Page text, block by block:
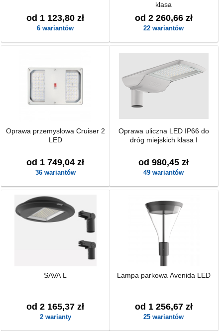
od 1 123,80 zł
6 wariantów
klasa
od 2 260,66 zł
22 wariantów
Oprawa przemysłowa Cruiser 2
LED
od 1 749,04 zł
36 wariantów
Oprawa uliczna LED IP66 do
dróg miejskich klasa I
od 980,45 zł
49 wariantów
SAVA L
od 2 165,37 zł
2 warianty
Lampa parkowa Avenida LED
od 1 256,67 zł
25 wariantów